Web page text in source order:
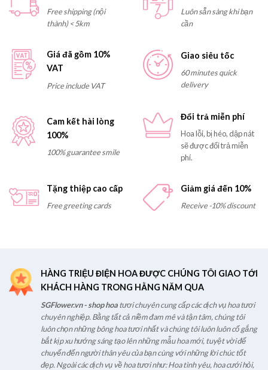
Free shipping (nội
thành) < 5km
Luôn sẵn sàng khi bạn
cần
Giá đã gồm 10%
VAT
Price include VAT
Giao siêu tốc
60 minutes quick
delivery
Cam kết hài lòng
100%
100% guarantee smile
Đổi trả miễn phí
Hoa lỗi, bị héo, dập nát
sẽ được đổi trả miễn
phí.
Tặng thiệp cao cấp
Free greeting cards
Giảm giá đến 10%
Receive -10% discount
HÀNG TRIỆU ĐIỆN HOA ĐƯỢC CHÚNG TÔI GIAO TỚI
KHÁCH HÀNG TRONG HẰNG NĂM QUA
SGFlower.vn - shop hoatươi chuyên cung cấp các dịch vụ hoa tươi
chuyên nghiệp. Bằng tất cả niềm đam mê và tận tâm, chúng tôi
luôn chọn những bông hoa tươi nhất và chúng tôi luôn luôn cố gắng
bắt kịp xu hướng sáng tạo lên những mẫu hoa mới, tuyệt vời để
chuyển đến người thân yêu của bạn cùng với những lời chúc tốt
đẹp. Ngoài các dịch vụ về hoa tươi như: Hoa tình yêu, hoa cưới hỏi,